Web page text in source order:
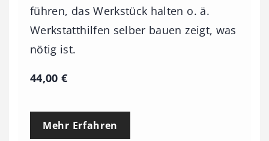
führen, das Werkstück halten o. ä.
Werkstatthilfen selber bauen zeigt, was
nötig ist.
44,00€
Mehr Erfahren